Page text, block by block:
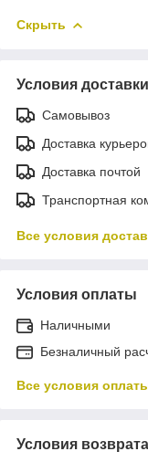
Скрыть
Условия доставки
Самовывоз
Доставка
Доставка почтой
Транспортная
Все условия
Условия оплаты
Наличными
Безналичный
Все условия
Условия возврата